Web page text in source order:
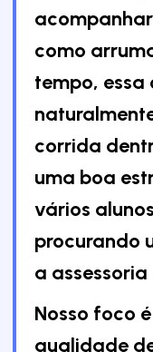
como
tempo,
corrida
uma boa
vários
procurando
a assessoria
Nosso foco
qualidade